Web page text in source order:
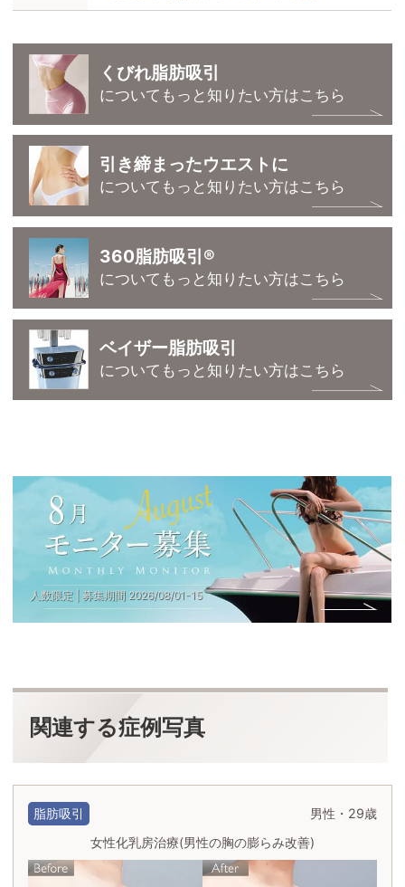
くびれ脂肪吸引
についてもっと知りたい方はこちら
引き締まったウエストに
についてもっと知りたい方はこちら
360脂肪吸引®
についてもっと知りたい方はこちら
ベイザー脂肪吸引
についてもっと知りたい方はこちら
人数限定 | 募集期間
2026/08/01-15
関連する症例写真
脂肪吸引
男性・29歳
女性化乳房治療(男性の胸の膨らみ改善)